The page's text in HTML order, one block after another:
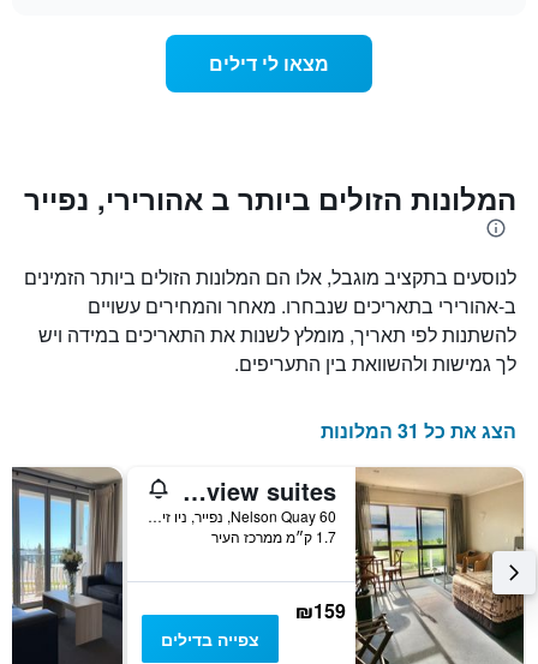
מחיר
החדר
להלילה
שנמצא
בשלושת
הימים
האחרונים
לפי
דירוג
כוכבים
כולל1
ציר
X
המציגים
קטגוריות
דירוג
כוכבים.
התרשים
ציר
Y
המציגים
את
המחיר
מצאו לי דילים
המלונות הזולים ביותר ב אהורירי, נפייר
לנוסעים בתקציב מוגבל, אלו הם המלונות הזולים ביותר הזמינים
ב-אהורירי בתאריכים שנבחרו. מאחר והמחירים עשויים
להשתנות לפי תאריך, מומלץ לשנות את התאריכים במידה ויש
לך גמישות ולהשוואת בין התעריפים.
הצג את כל 31 המלונות
Harbour View Motel on Ahuriri Beach in Napier NZ with sea view suites
60 Nelson Quay, נפייר, ניו זילנד
1.7 ק״מ ממרכז העיר
₪159
צפייה בדילים